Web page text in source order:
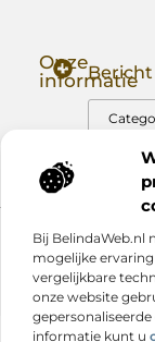
Bij BelindaWeb.nl
mogelijke
vergelijkbare
onze website
informatie kunt u
Onze
informatie
Website
@2025